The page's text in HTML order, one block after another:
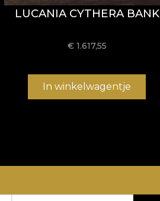
LUCANIA CYTHERA BANK
€ 1.617,55
In winkelwagentje